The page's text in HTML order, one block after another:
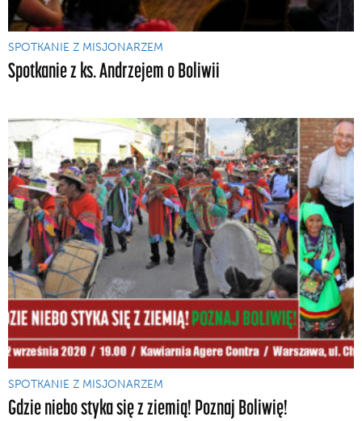
SPOTKANIE Z MISJONARZEM
Spotkanie z ks. Andrzejem o Boliwii
SPOTKANIE Z MISJONARZEM
Gdzie niebo styka się z ziemią! Poznaj Boliwię!